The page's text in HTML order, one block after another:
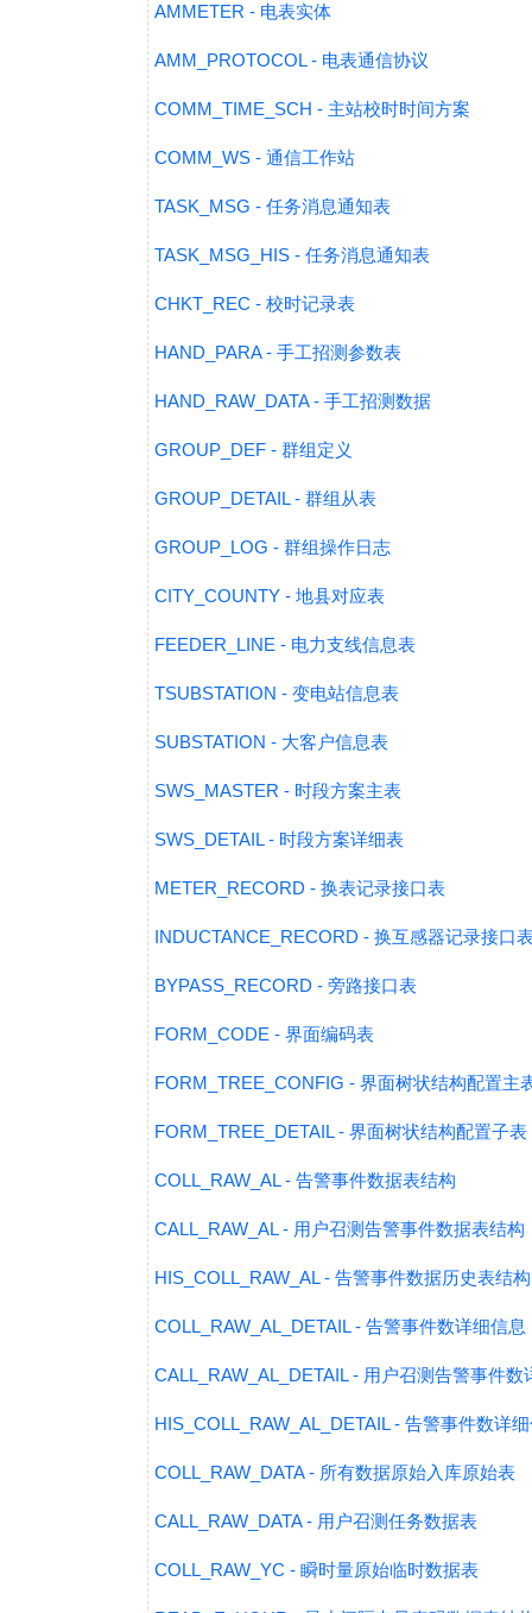
AMMETER - 电表实体
AMM_PROTOCOL - 电表通信协议
COMM_TIME_SCH - 主站校时时间方案
COMM_WS - 通信工作站
TASK_MSG - 任务消息通知表
TASK_MSG_HIS - 任务消息通知表
CHKT_REC - 校时记录表
HAND_PARA - 手工招测参数表
HAND_RAW_DATA - 手工招测数据
GROUP_DEF - 群组定义
GROUP_DETAIL - 群组从表
GROUP_LOG - 群组操作日志
CITY_COUNTY - 地县对应表
FEEDER_LINE - 电力支线信息表
TSUBSTATION - 变电站信息表
SUBSTATION - 大客户信息表
SWS_MASTER - 时段方案主表
SWS_DETAIL - 时段方案详细表
METER_RECORD - 换表记录接口表
INDUCTANCE_RECORD - 换互感器记录接口
BYPASS_RECORD - 旁路接口表
FORM_CODE - 界面编码表
FORM_TREE_CONFIG - 界面树状结构配置主
FORM_TREE_DETAIL - 界面树状结构配置子表
COLL_RAW_AL - 告警事件数据表结构
CALL_RAW_AL - 用户召测告警事件数据表结构
HIS_COLL_RAW_AL - 告警事件数据历史表结构
COLL_RAW_AL_DETAIL - 告警事件数详细信息
CALL_RAW_AL_DETAIL - 用户召测告警事件数
HIS_COLL_RAW_AL_DETAIL - 告警事件数详
COLL_RAW_DATA - 所有数据原始入库原始表
CALL_RAW_DATA - 用户召测任务数据表
COLL_RAW_YC - 瞬时量原始临时数据表